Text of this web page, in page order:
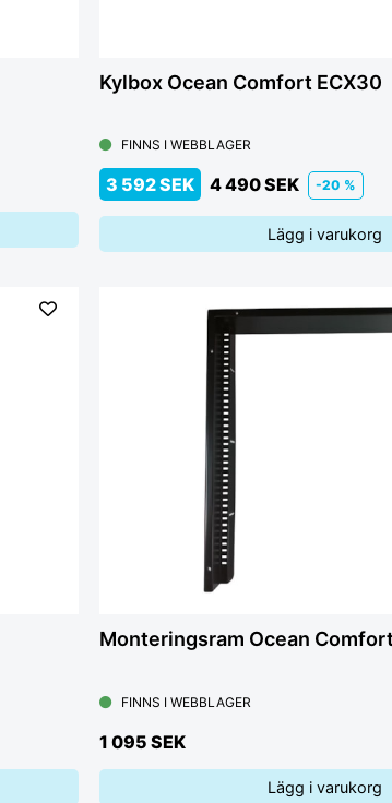
Kylbox Ocean Comfort ECX30
FINNS I WEBBLAGER
3 592 SEK 4 490 SEK -20 %
Lägg i varukorg
Monteringsram Ocean
FINNS I WEBBLAGER
1 095 SEK
Lägg i varukorg